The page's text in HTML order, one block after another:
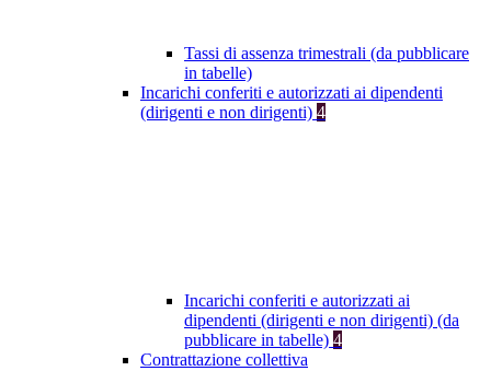
Tassi di assenza trimestrali (da pubblicare
in tabelle)
Incarichi conferiti e autorizzati ai dipendenti
(dirigenti e non dirigenti) 4
Incarichi conferiti e autorizzati ai
dipendenti (dirigenti e non dirigenti) (da
pubblicare in tabelle) 4
Contrattazione collettiva